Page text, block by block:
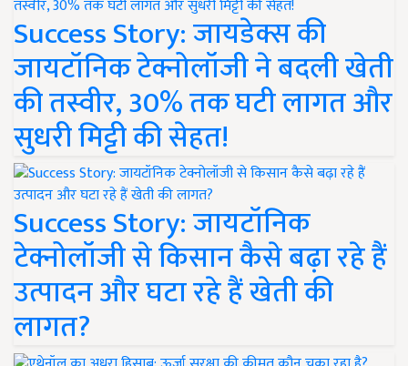
Success Story: जायडेक्स की
जायटॉनिक टेक्नोलॉजी ने बदली खेती
की तस्वीर, 30% तक घटी लागत और
सुधरी मिट्टी की सेहत!
Success Story: जायटॉनिक
टेक्नोलॉजी से किसान कैसे बढ़ा रहे हैं
उत्पादन और घटा रहे हैं खेती की
लागत?